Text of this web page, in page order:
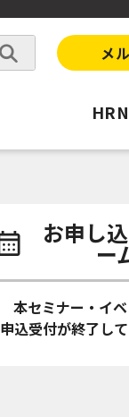
メ
お申し
ー
本セミナー・イベ
申込受付が終了して